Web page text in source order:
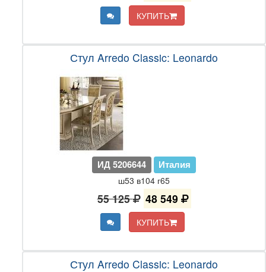
КУПИТЬ
Стул Arredo Classic: Leonardo
ИД 5206644 Италия
ш53 в104 г65
55 125 48 549
КУПИТЬ
Стул Arredo Classic: Leonardo